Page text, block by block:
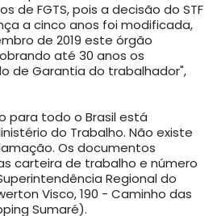
de FGTS, pois a decisão do STF
a cinco anos foi modificada,
de 2019 este órgão
até 30 anos os
de Garantia do trabalhador",
para todo o Brasil está
do Trabalho. Não existe
Os documentos
carteira de trabalho e número
Regional do
Visco, 190 - Caminho das
Sumaré).